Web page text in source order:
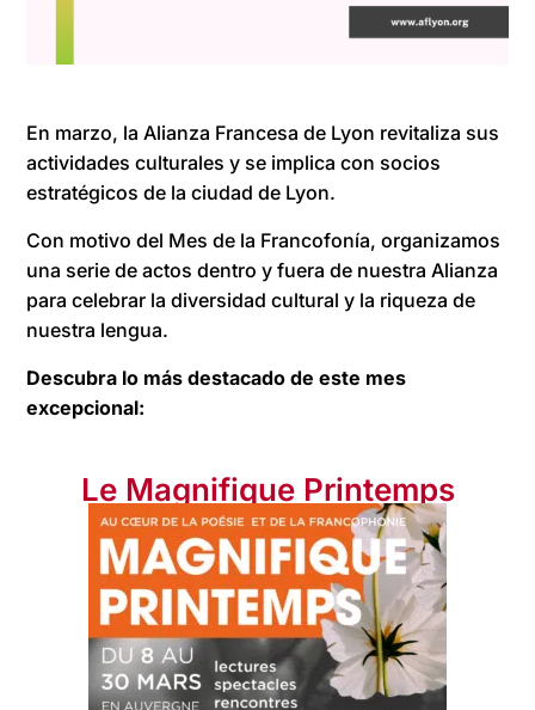
En marzo, la Alianza Francesa de Lyon revitaliza sus
actividades culturales y se implica con socios
estratégicos de la ciudad de Lyon.
Con motivo del Mes de la Francofonía, organizamos
una serie de actos dentro y fuera de nuestra Alianza
para celebrar la diversidad cultural y la riqueza de
nuestra lengua.
Descubra lo más destacado de este mes
excepcional:
Le Magnifique Printemps